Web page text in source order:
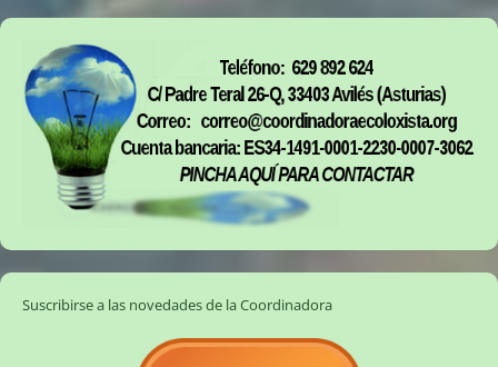
Suscribirse a las novedades de la Coordinadora